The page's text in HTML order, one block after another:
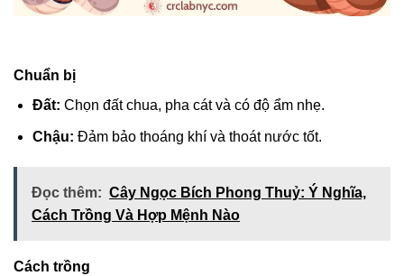
Chuẩn bị
Đất: Chọn đất chua, pha cát và có độ ẩm nhẹ.
Chậu: Đảm bảo thoáng khí và thoát nước tốt.
Đọc thêm: Cây Ngọc Bích Phong Thuỷ: Ý Nghĩa,
Cách Trồng Và Hợp Mệnh Nào
Cách trồng